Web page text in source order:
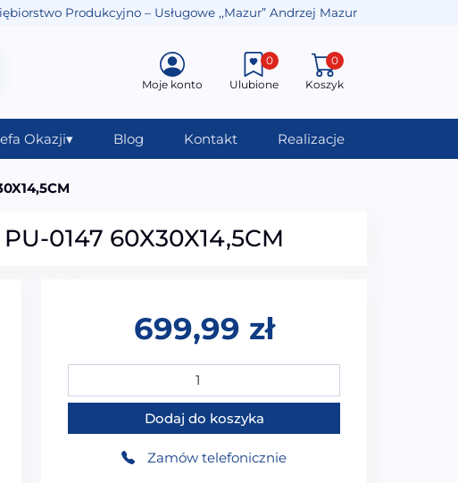
Produkcyjno – Usługowe ,,Mazur” Andrzej Mazur
Moje konto Ulubione
0
Koszyk
0
Okazji▾ Blog Kontakt Realizacje
0147 60X30X14,5CM
699,99 zł
ilość Półka ścienna z kamienia syntetycznego prostokątna
Dodaj do koszyka
Zamów telefonicznie